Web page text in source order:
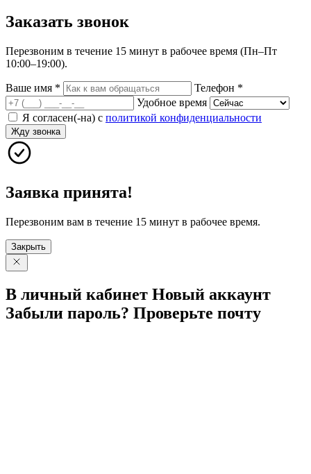
Заказать звонок
Перезвоним в течение 15 минут в рабочее время (Пн–Пт
10:00–19:00).
Ваше имя * Телефон *
Удобное время
Я согласен(-на) с политикой конфиденциальности
Жду звонка
Заявка принята!
Перезвоним вам в течение 15 минут в рабочее время.
Закрыть
В личный кабинет Новый аккаунт
Забыли пароль? Проверьте почту